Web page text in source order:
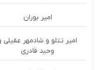
امیر بوران
امیر تتلو و شادمهر عقیلی
وحید قادری